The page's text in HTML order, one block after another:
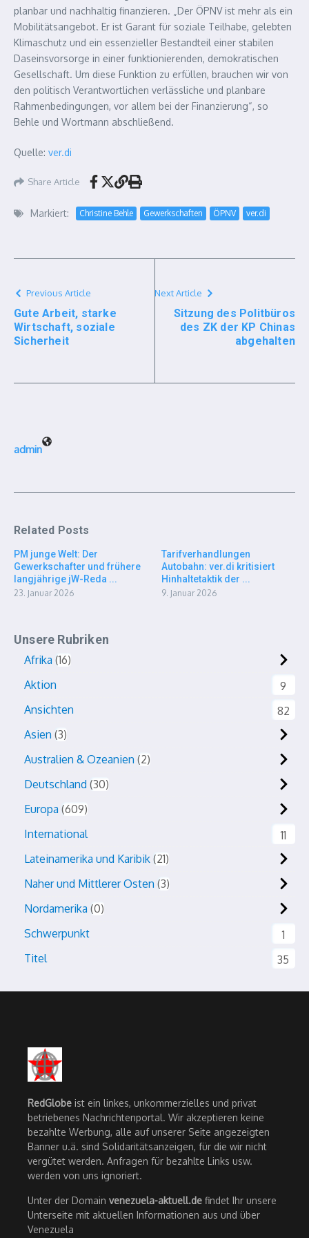
planbar und nachhaltig finanzieren. „Der ÖPNV ist mehr als ein
Mobilitätsangebot. Er ist Garant für soziale Teilhabe, gelebten
Klimaschutz und ein essenzieller Bestandteil einer stabilen
Daseinsvorsorge in einer funktionierenden, demokratischen
Gesellschaft. Um diese Funktion zu erfüllen, brauchen wir von
den politisch Verantwortlichen verlässliche und planbare
Rahmenbedingungen, vor allem bei der Finanzierung“, so
Behle und Wortmann abschließend.
Quelle: ver.di
Share Article
Markiert: Christine Behle Gewerkschaften ÖPNV ver.di
Previous Article
Gute Arbeit, starke
Wirtschaft, soziale
Sicherheit
Next Article
Sitzung des Politbüros
des ZK der KP Chinas
abgehalten
admin
Related Posts
PM junge Welt: Der
Gewerkschafter und frühere
langjährige jW-Reda ...
23. Januar 2026
Tarifverhandlungen
Autobahn: ver.di kritisiert
Hinhaltetaktik der ...
9. Januar 2026
Unsere Rubriken
Afrika 16
Aktion
9
Ansichten
82
Asien 3
Australien & Ozeanien 2
Deutschland 30
Europa 609
International
11
Lateinamerika und Karibik 21
Naher und Mittlerer Osten 3
Nordamerika 0
Schwerpunkt
1
Titel
35
RedGlobe ist ein linkes, unkommerzielles und privat
betriebenes Nachrichtenportal. Wir akzeptieren keine
bezahlte Werbung, alle auf unserer Seite angezeigten
Banner u.ä. sind Solidaritätsanzeigen, für die wir nicht
vergütet werden. Anfragen für bezahlte Links usw.
werden von uns ignoriert.
Unter der Domain venezuela-aktuell.de findet Ihr unsere
Unterseite mit aktuellen Informationen aus und über
Venezuela